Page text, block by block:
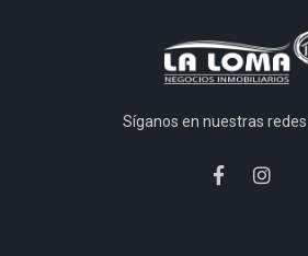
Síganos en nuestras